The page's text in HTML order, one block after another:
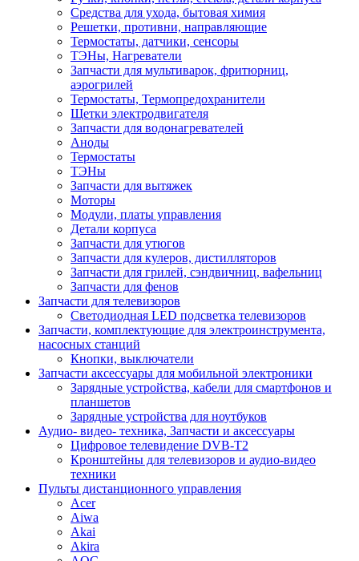
Средства для ухода, бытовая химия
Решетки, противни, направляющие
Термостаты, датчики, сенсоры
ТЭНы, Нагреватели
Запчасти для мультиварок, фритюрниц,
аэрогрилей
Термостаты, Термопредохранители
Щетки электродвигателя
Запчасти для водонагревателей
Аноды
Термостаты
ТЭНы
Запчасти для вытяжек
Моторы
Модули, платы управления
Детали корпуса
Запчасти для утюгов
Запчасти для кулеров, дистилляторов
Запчасти для грилей, сэндвичниц, вафельниц
Запчасти для фенов
Запчасти для телевизоров
Светодиодная LED подсветка телевизоров
Запчасти, комплектующие для электроинструмента,
насосных станций
Кнопки, выключатели
Запчасти аксессуары для мобильной электроники
Зарядные устройства, кабели для смартфонов и
планшетов
Зарядные устройства для ноутбуков
Аудио- видео- техника, Запчасти и аксессуары
Цифровое телевидение DVB-T2
Кронштейны для телевизоров и аудио-видео
техники
Пульты дистанционного управления
Acer
Aiwa
Akai
Akira